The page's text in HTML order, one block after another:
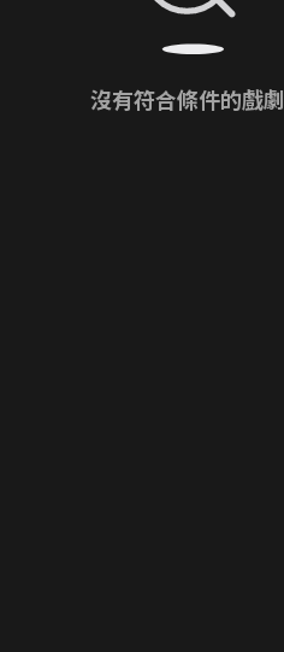
沒有符合條件的戲劇